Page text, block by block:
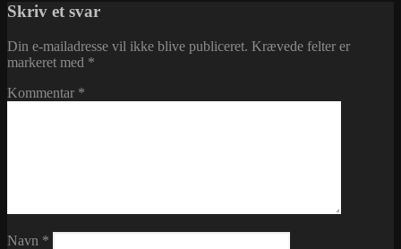
Skriv et svar
Din e-mailadresse vil ikke blive publiceret. Krævede felter er
markeret med *
Kommentar *
Navn *